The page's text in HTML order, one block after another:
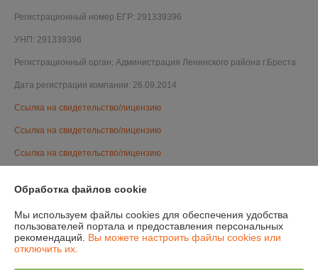
Регистрационный номер ЕГР: 291339396
УНП: 291339396
Регистрационный орган: Администрация Ленинского района г.Бреста
Дата регистрации компании: 26.09.2014
Ссылка на свидетельство/лицензию
Ссылка на свидетельство/лицензию
Ссылка на свидетельство/лицензию
Ссылка на свидетельство/лицензию
Ссылка на свидетельство/лицензию
Ссылка на свидетельство/лицензию
Обработка файлов cookie
Мы используем файлы cookies для обеспечения удобства
пользователей портала и предоставления персональных
рекомендаций. Вы можете настроить файлы cookies или
отключить их.